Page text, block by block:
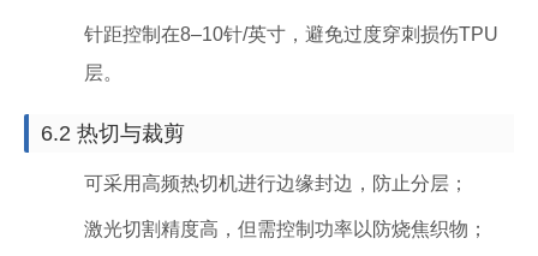
针距控制在8–10针/英寸，避免过度穿刺损伤TPU
层。
6.2 热切与裁剪
可采用高频热切机进行边缘封边，防止分层；
激光切割精度高，但需控制功率以防烧焦织物；